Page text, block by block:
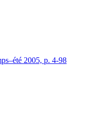
2005, p. 4-98